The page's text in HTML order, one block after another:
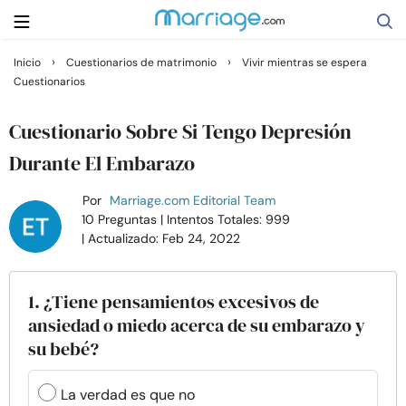
Buscar
Casarse
Relaciones
Familia
Ayuda
Cursos
Inicio › Cuestionarios de matrimonio › Vivir mientras se espera
Cuestionarios
Cuestionario Sobre Si Tengo Depresión
Durante El Embarazo
Por Marriage.com Editorial Team
10 Preguntas | Intentos Totales: 999
| Actualizado: Feb 24, 2022
1. ¿Tiene pensamientos excesivos de
ansiedad o miedo acerca de su embarazo y
su bebé?
La verdad es que no